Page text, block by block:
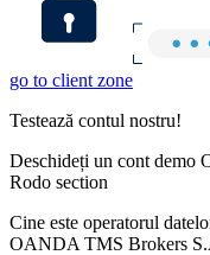
go to client zone
Testează contul nostru!
Deschideți un cont demo
Rodo section
Cine este operatorul
OANDA TMS Brokers